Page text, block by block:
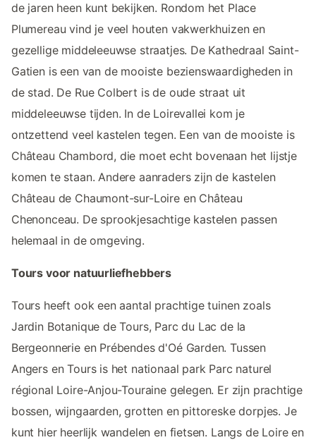
de jaren heen kunt bekijken. Rondom het Place
Plumereau vind je veel houten vakwerkhuizen en
gezellige middeleeuwse straatjes. De Kathedraal Saint-
Gatien is een van de mooiste bezienswaardigheden in
de stad. De Rue Colbert is de oude straat uit
middeleeuwse tijden. In de Loirevallei kom je
ontzettend veel kastelen tegen. Een van de mooiste is
Château Chambord, die moet echt bovenaan het lijstje
komen te staan. Andere aanraders zijn de kastelen
Château de Chaumont-sur-Loire en Château
Chenonceau. De sprookjesachtige kastelen passen
helemaal in de omgeving.
Tours voor natuurliefhebbers
Tours heeft ook een aantal prachtige tuinen zoals
Jardin Botanique de Tours, Parc du Lac de la
Bergeonnerie en Prébendes d'Oé Garden. Tussen
Angers en Tours is het nationaal park Parc naturel
régional Loire-Anjou-Touraine gelegen. Er zijn prachtige
bossen, wijngaarden, grotten en pittoreske dorpjes. Je
kunt hier heerlijk wandelen en fietsen. Langs de Loire en